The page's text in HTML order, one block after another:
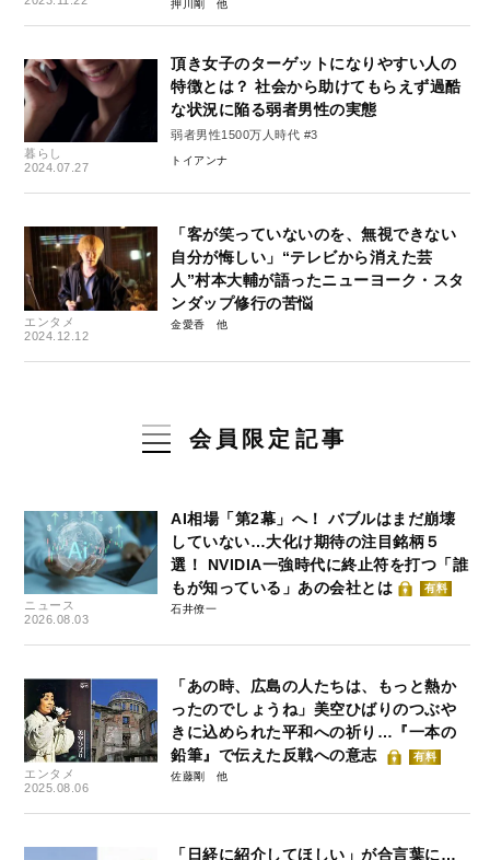
押川剛
暮らし
2024.07.27
頂き女子のターゲットになりやすい人の
特徴とは？ 社会から助けてもらえず過酷
な状況に陥る弱者男性の実態
弱者男性1500万人時代 #3
トイアンナ
エンタメ
2024.12.12
「客が笑っていないのを、無視できない
自分が悔しい」“テレビから消えた芸
人”村本大輔が語ったニューヨーク・スタ
ンダップ修行の苦悩
金愛香
会員限定記事
ニュース
2026.08.03
AI相場「第2幕」へ！ バブルはまだ崩壊
していない…大化け期待の注目銘柄５
選！ NVIDIA一強時代に終止符を打つ「誰
もが知っている」あの会社とは
有料
石井僚一
エンタメ
2025.08.06
「あの時、広島の人たちは、もっと熱か
ったのでしょうね」美空ひばりのつぶや
きに込められた平和への祈り…『一本の
鉛筆』で伝えた反戦への意志
有料
佐藤剛
「日経に紹介してほしい」が合言葉に…